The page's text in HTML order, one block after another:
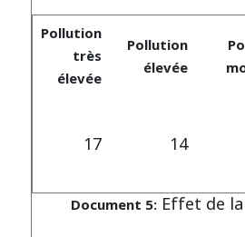
Pollution
élevée
Pollution
très
élevée
14
17
Document 5:Effet de